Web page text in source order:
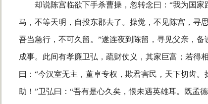
却说陈宫临欲下手杀曹操，忽转念曰：“我为国
马，不等天明，自投东郡去了。操觉，不见陈宫，寻
吾当急行，不可久留。”遂连夜到陈留，寻见父亲，
成事。此间有孝廉卫弘，疏财仗义，其家巨富；若得
曰：“今汉室无主，董卓专权，欺君害民，天下切齿
助！”卫弘曰：“吾有是心久矣，恨未遇英雄耳。既孟